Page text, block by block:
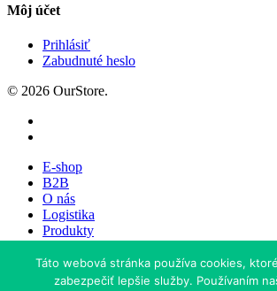
Môj účet
Prihlásiť
Zabudnuté heslo
© 2026 OurStore.
E-shop
B2B
O nás
Logistika
Produkty
Táto webová stránka používa cookies,
zabezpečiť lepšie služby. Používaním